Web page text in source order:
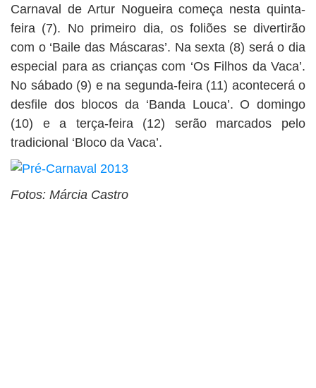
Carnaval de Artur Nogueira começa nesta quinta-
feira (7). No primeiro dia, os foliões se divertirão
com o ‘Baile das Máscaras’. Na sexta (8) será o dia
especial para as crianças com ‘Os Filhos da Vaca’.
No sábado (9) e na segunda-feira (11) acontecerá o
desfile dos blocos da ‘Banda Louca’. O domingo
(10) e a terça-feira (12) serão marcados pelo
tradicional ‘Bloco da Vaca’.
Fotos: Márcia Castro